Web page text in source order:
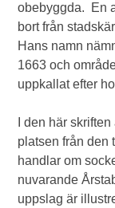
obebyggda. En
bort från
Hans namn
1663 och
uppkallat efter
I den här
platsen från den
handlar om
nuvarande
uppslag är